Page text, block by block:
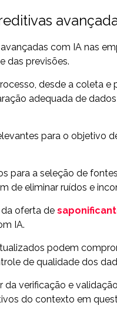
com IA nas
das previsões.
desde a coleta
adequada de
para o objetivo
para a seleção de
de eliminar ruídos e
oferta de
IA.
podem
de qualidade dos
da verificação e
do contexto em